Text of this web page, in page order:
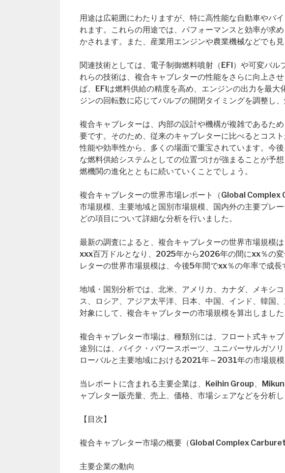
用途は広範囲にわたりますが、特に高性能な自動車やバ
れます。これらの用途では、パフォーマンスと効率が求
かされます。また、産業用エンジンや農業機械などでも見
関連技術としては、電子制御燃料噴射（EFI）や可変バ
れらの技術は、複合キャブレターの性能をさらに向上さ
ば、EFIは燃料供給の精度を高め、エンジンの出力を最
ジンの回転数に応じてバルブの開閉タイミングを調整し
複合キャブレターは、内部の設計や機構が複雑であるた
要です。そのため、従来のキャブレターに比べるとコス
性能や効率性から、多くの場面で重宝されています。今
な燃料供給システムとしての位置づけが強まることが予
燃機関の進化とともに続いていくことでしょう。
複合キャブレターの世界市場レポート（Global
市場規模、主要地域と国別市場規模、国内外の主要プレ
どの項目について詳細な分析を行いました。
最新の調査によると、複合キャブレターの世界市場規
xxx百万ドルとなり、2025年から2026年の間にxx％の
レターの世界市場規模は、今後5年間でxx％の年率で成長
地域・国別分析では、北米、アメリカ、カナダ、メキシ
ス、ロシア、アジア太平洋、日本、中国、インド、韓国
対象にして、複合キャブレターの市場規模を算出しました
複合キャブレター市場は、種類別には、フロート式キャ
途別には、バイク・パワースポーツ、ユニバーサルガソ
ローバルと主要地域における2021年～2031年の市場規模
当レポートに含まれる主要企業は、Keihin Group、
ャブレター販売量、売上、価格、市場シェアなどを分析し
【目次】
複合キャブレター市場の概要（Global Complex
主要企業の動向